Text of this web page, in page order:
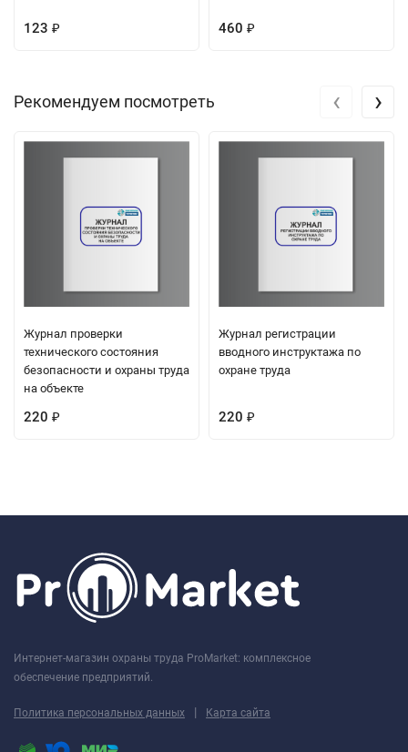
123 ₽ 460 ₽
Рекомендуем посмотреть
Журнал проверки
технического состояния
безопасности и охраны труда
на объекте
220 ₽
Журнал регистрации
вводного инструктажа по
охране труда
220 ₽
‹ ›
Интернет-магазин охраны труда ProMarket: комплексное
обеспечение предприятий.
Политика персональных данных | Карта сайта